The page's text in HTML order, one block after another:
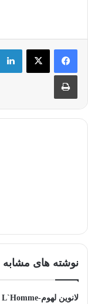
چاپ
نوشته های مشابه
لانوین لهوم-Lanvin L`Homme